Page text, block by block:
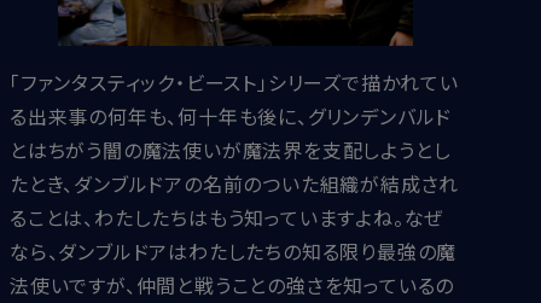
「ファンタスティック・ビースト」シリーズで描かれてい
る出来事の何年も、何十年も後に、グリンデンバルド
とはちがう闇の魔法使いが魔法界を支配しようとし
たとき、ダンブルドアの名前のついた組織が結成され
ることは、わたしたちはもう知っていますよね。なぜ
なら、ダンブルドアはわたしたちの知る限り最強の魔
法使いですが、仲間と戦うことの強さを知っているの